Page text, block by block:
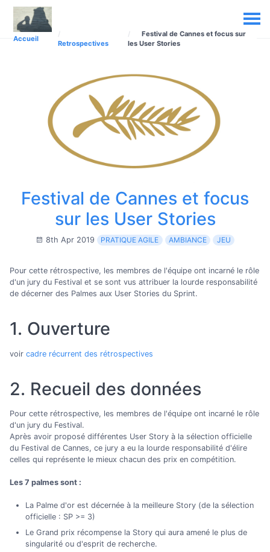
Accueil
Retrospectives
Festival de Cannes et focus sur
les User Stories
Festival de Cannes et focus
sur les User Stories
8th Apr 2019 PRATIQUE AGILE AMBIANCE JEU
Pour cette rétrospective, les membres de l'équipe ont incarné le rôle
d'un jury du Festival et se sont vus attribuer la lourde responsabilité
de décerner des Palmes aux User Stories du Sprint.
1. Ouverture
voir cadre récurrent des rétrospectives
2. Recueil des données
Pour cette rétrospective, les membres de l'équipe ont incarné le rôle
d'un jury du Festival.
Après avoir proposé différentes User Story à la sélection officielle
du Festival de Cannes, ce jury a eu la lourde responsabilité d'élire
celles qui représente le mieux chacun des prix en compétition.
Les 7 palmes sont :
La Palme d'or est décernée à la meilleure Story (de la sélection
officielle : SP >= 3)
Le Grand prix récompense la Story qui aura amené le plus de
singularité ou d'esprit de recherche.